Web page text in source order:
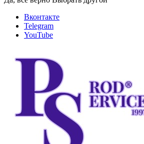
Вконтакте
Telegram
YouTube